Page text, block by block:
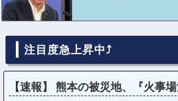
注目度急上昇中⤴
【速報】 熊本の被災地、『火事